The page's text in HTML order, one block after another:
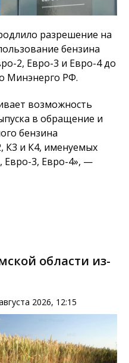
разрешение на
бензина
2, Евро-3 и Евро-4 до
Минэнерго РФ.
возможность
в обращение и
бензина
К3 и К4, именуемых
Евро-3, Евро-4», —
области из-
2026, 12:15